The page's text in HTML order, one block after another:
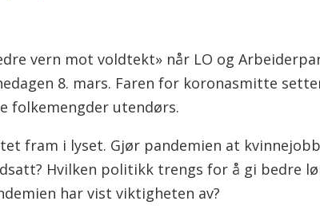
vern mot voldtekt» når LO og
8. mars. Faren for koronasmitte
folkemengder utendørs.
fram i lyset. Gjør pandemien at
Hvilken politikk trengs for å gi bedre
har vist viktigheten av?